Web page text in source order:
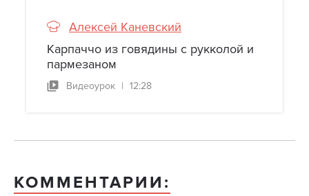
Алексей Каневский
Карпаччо из говядины с рукколой и
пармезаном
Видеоурок | 12:28
КОММЕНТАРИИ: